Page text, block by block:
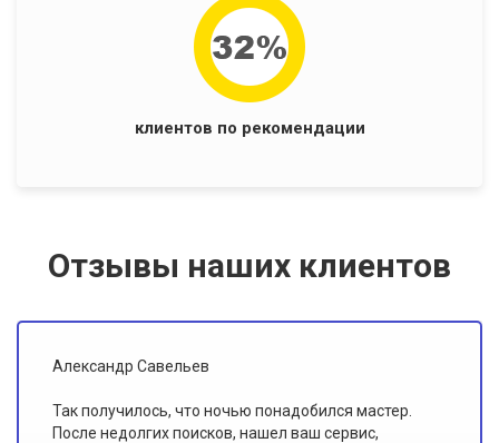
клиентов по рекомендации
Отзывы наших клиентов
Иван Ольховский
Я всегда считал, что мастеры по ремонту плохо
знают свою работу. Этот сервис доказал мне